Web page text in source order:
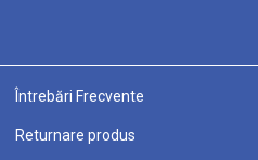
Întrebări Frecvente
Returnare produs